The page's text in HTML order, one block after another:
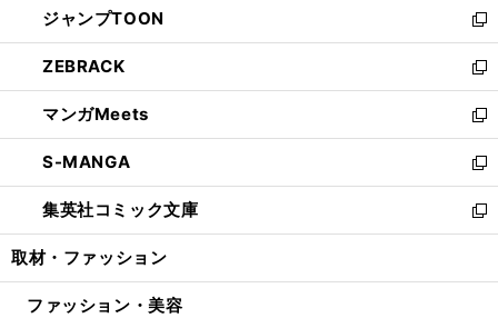
く
で
開
く
ド
ウ
で
開
く
ィ
ン
ド
ウ
で
開
く
い
ウ
ィ
ン
ド
ウ
で
開
く
ジャンプTOON
新
し
い
ウ
ィ
ン
ド
ウ
で
開
ZEBRACK
新
し
い
ウ
ィ
ン
ド
ウ
開
マンガMeets
新
し
い
ウ
ィ
ン
ウ
S-MANGA
新
し
い
ウ
ン
集英社コミック文庫
新
し
ウ
取材・ファッション
ファッション・美容